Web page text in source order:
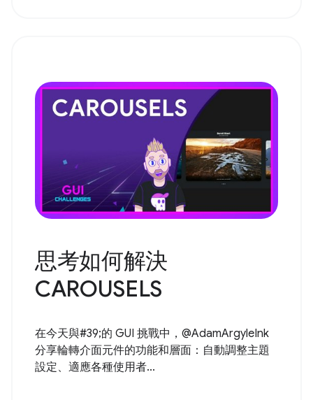
思考如何解決
CAROUSELS
在今天與#39;的 GUI 挑戰中，@AdamArgyleInk
分享輪轉介面元件的功能和層面：自動調整主題
設定、適應各種使用者...